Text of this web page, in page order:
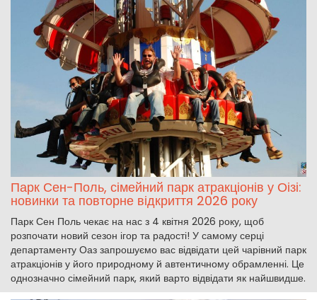
Парк Сен-Поль, сімейний парк атракціонів у Оізі:
новинки та повторне відкриття 2026 року
Парк Сен Поль чекає на нас з 4 квітня 2026 року, щоб
розпочати новий сезон ігор та радості! У самому серці
департаменту Оаз запрошуємо вас відвідати цей чарівний парк
атракціонів у його природному й автентичному обрамленні. Це
однозначно сімейний парк, який варто відвідати як найшвидше.